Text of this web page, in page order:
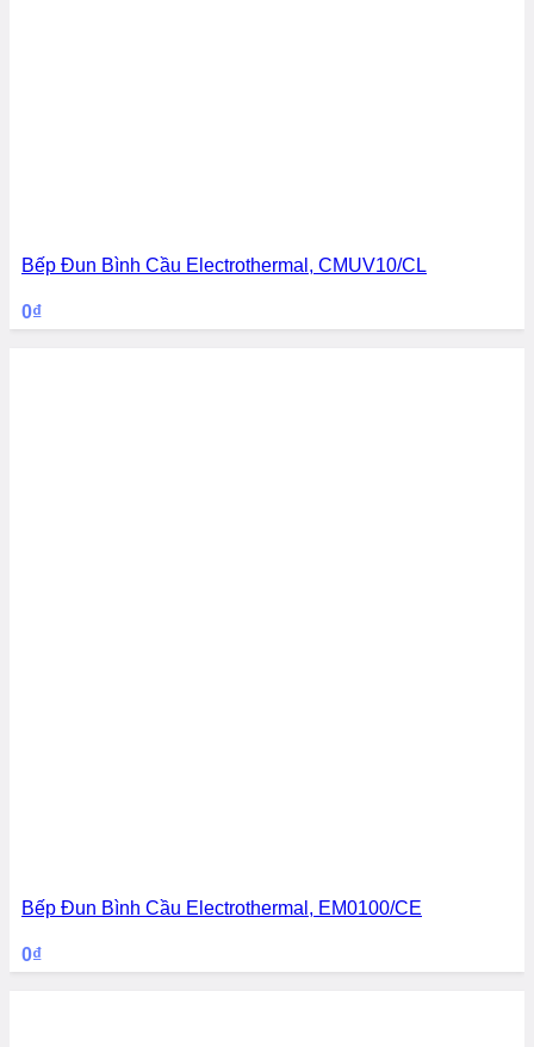
Bếp Đun Bình Cầu Electrothermal, CMUV10/CL
0₫
Bếp Đun Bình Cầu Electrothermal, EM0100/CE
0₫